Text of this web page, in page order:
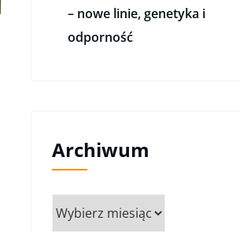
– nowe linie, genetyka i
odporność
Archiwum
Archiwum